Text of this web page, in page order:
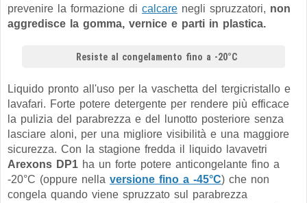
prevenire la formazione di calcare negli spruzzatori, non
aggredisce la gomma, vernice e parti in plastica.
Resiste al congelamento fino a -20°C
Liquido pronto all'uso per la vaschetta del tergicristallo e
lavafari. Forte potere detergente per rendere più efficace
la pulizia del parabrezza e del lunotto posteriore senza
lasciare aloni, per una migliore visibilità e una maggiore
sicurezza. Con la stagione fredda il liquido lavavetri
Arexons DP1 ha un forte potere anticongelante fino a
-20°C (oppure nella versione fino a -45°C) che non
congela quando viene spruzzato sul parabrezza